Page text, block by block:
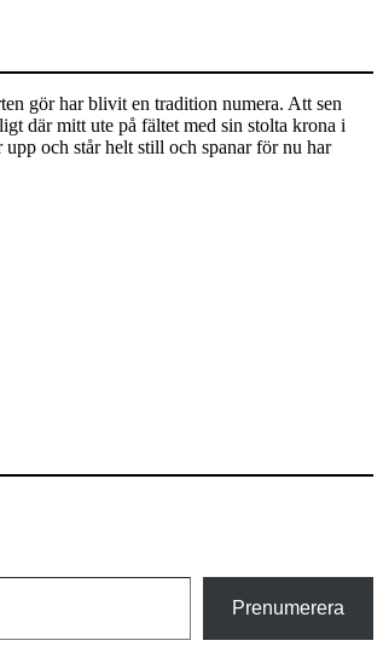
gör har blivit en tradition numera. Att sen
där mitt ute på fältet med sin stolta krona i
och står helt still och spanar för nu har
Prenumerera